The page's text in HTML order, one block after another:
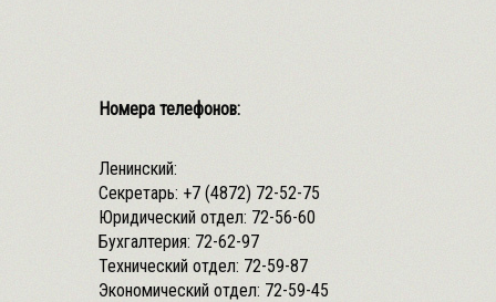
Номера телефонов:
Ленинский:
Секретарь: +7 (4872) 72-52-75
Юридический отдел: 72-56-60
Бухгалтерия: 72-62-97
Технический отдел: 72-59-87
Экономический отдел: 72-59-45